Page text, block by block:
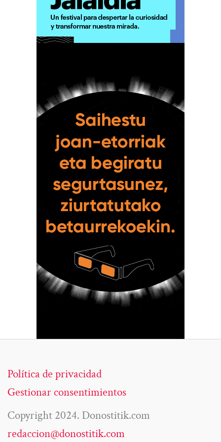
Política de privacidad
Gestionar consentimientos
Copyright 2024. Donostitik.com
redaccion@donostitik.com